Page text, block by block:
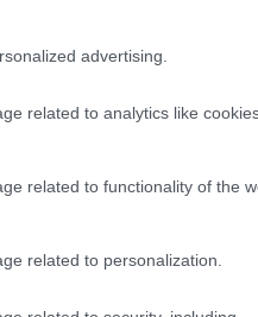
advertising.
related to analytics like
related to functionality of the
related to personalization.
ανατροπή την
με 1-0 από την